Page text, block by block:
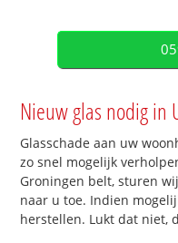
Nieuw glas nodig in
Glasschade aan uw
zo snel mogelijk
Groningen belt, sturen
naar u toe. Indien
herstellen. Lukt dat niet,